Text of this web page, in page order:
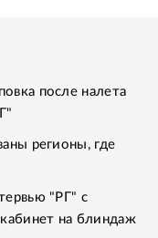
после налета
регионы, где
"РГ" с
на блиндаж